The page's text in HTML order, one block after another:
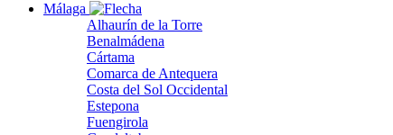
Málaga
Alhaurín de la Torre
Benalmádena
Cártama
Comarca de Antequera
Costa del Sol Occidental
Estepona
Fuengirola